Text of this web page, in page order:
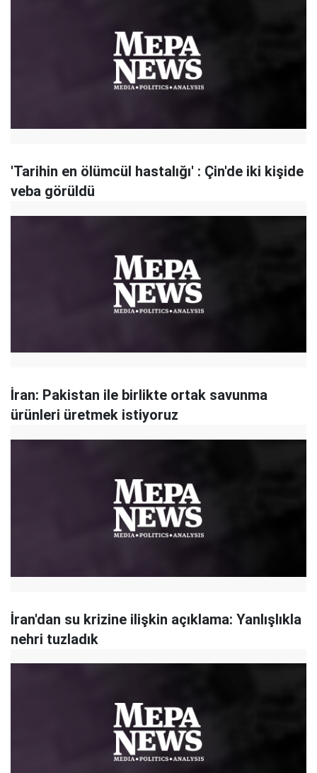
'Tarihin en ölümcül hastalığı' : Çin'de iki kişide
veba görüldü
İran: Pakistan ile birlikte ortak savunma
ürünleri üretmek istiyoruz
İran'dan su krizine ilişkin açıklama: Yanlışlıkla
nehri tuzladık